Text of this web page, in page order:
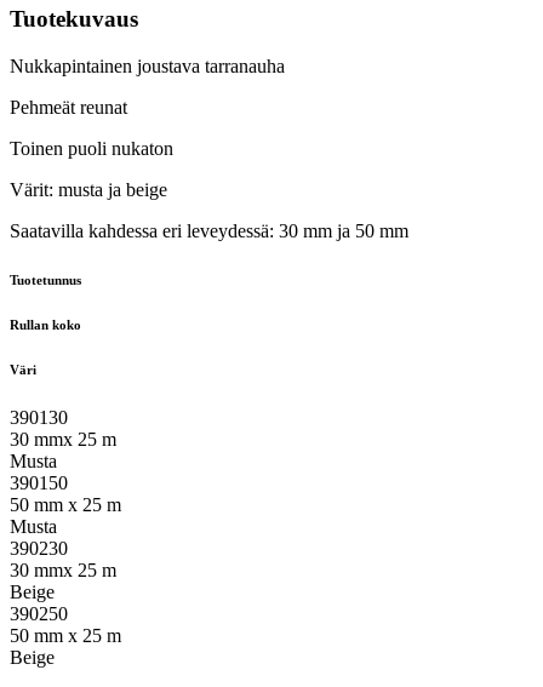
Tuotekuvaus
Nukkapintainen joustava tarranauha
Pehmeät reunat
Toinen puoli nukaton
Värit: musta ja beige
Saatavilla kahdessa eri leveydessä: 30 mm ja 50 mm
Tuotetunnus
Rullan koko
Väri
390130
30 mmx 25 m
Musta
390150
50 mm x 25 m
Musta
390230
30 mmx 25 m
Beige
390250
50 mm x 25 m
Beige